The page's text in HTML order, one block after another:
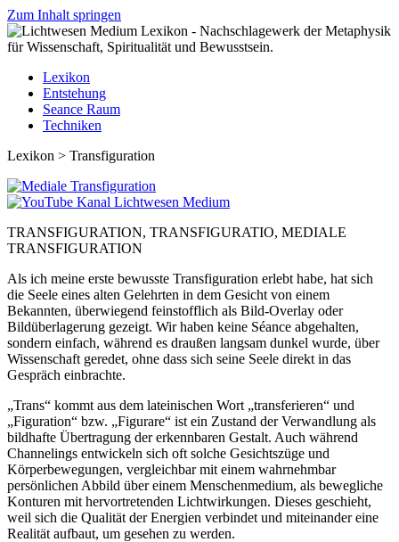
Zum Inhalt springen
Lexikon
Entstehung
Seance Raum
Techniken
Lexikon > Transfiguration
TRANSFIGURATION, TRANSFIGURATIO, MEDIALE
TRANSFIGURATION
Als ich meine erste bewusste Transfiguration erlebt habe, hat sich
die Seele eines alten Gelehrten in dem Gesicht von einem
Bekannten, überwiegend feinstofflich als Bild-Overlay oder
Bildüberlagerung gezeigt. Wir haben keine Séance abgehalten,
sondern einfach, während es draußen langsam dunkel wurde, über
Wissenschaft geredet, ohne dass sich seine Seele direkt in das
Gespräch einbrachte.
„Trans“ kommt aus dem lateinischen Wort „transferieren“ und
„Figuration“ bzw. „Figurare“ ist ein Zustand der Verwandlung als
bildhafte Übertragung der erkennbaren Gestalt. Auch während
Channelings entwickeln sich oft solche Gesichtszüge und
Körperbewegungen, vergleichbar mit einem wahrnehmbar
persönlichen Abbild über einem Menschenmedium, als bewegliche
Konturen mit hervortretenden Lichtwirkungen. Dieses geschieht,
weil sich die Qualität der Energien verbindet und miteinander eine
Realität aufbaut, um gesehen zu werden.